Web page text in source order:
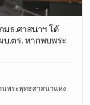
มธ.ศาสนาฯ โต้
บ.ตร. หากพบพระ
นพระพุทธศาสนาแห่ง